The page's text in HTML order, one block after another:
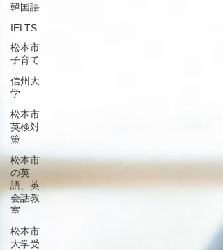
韓国語
IELTS
松本市
子育て
信州大
学
松本市
英検対
策
松本市
の英
語、英
会話教
室
松本市
大学受